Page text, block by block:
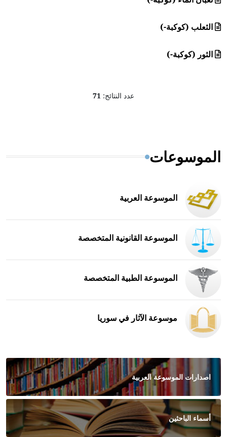
الثعلب (كوكبة-)
الثور (كوكبة-)
عدد النتائج: 71
الموسوعات
الموسوعة العربية
الموسوعة القانونية المتخصصة
الموسوعة الطبية المتخصصة
موسوعة الآثار في سوريا
اصدارات الموسوعة العربية
أسماء الباحثين